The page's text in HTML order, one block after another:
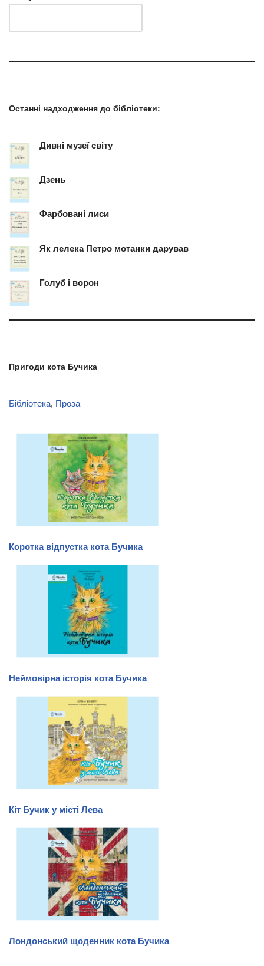
Останні надходження до бібліотеки:
Дивні музеї світу
Дзень
Фарбовані лиси
Як лелека Петро мотанки дарував
Голуб і ворон
Пригоди кота Бучика
Бібліотека, Проза
Коротка відпустка кота Бучика
Неймовірна історія кота Бучика
Кіт Бучик у місті Лева
Лондонський щоденник кота Бучика